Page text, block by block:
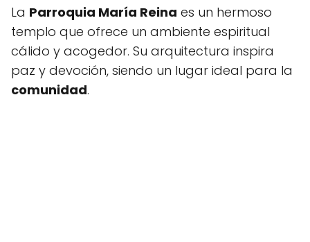
La Parroquia María Reina es un hermoso
templo que ofrece un ambiente espiritual
cálido y acogedor. Su arquitectura inspira
paz y devoción, siendo un lugar ideal para la
comunidad.